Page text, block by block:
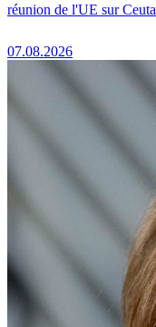
réunion de l'UE sur Ceuta
07.08.2026